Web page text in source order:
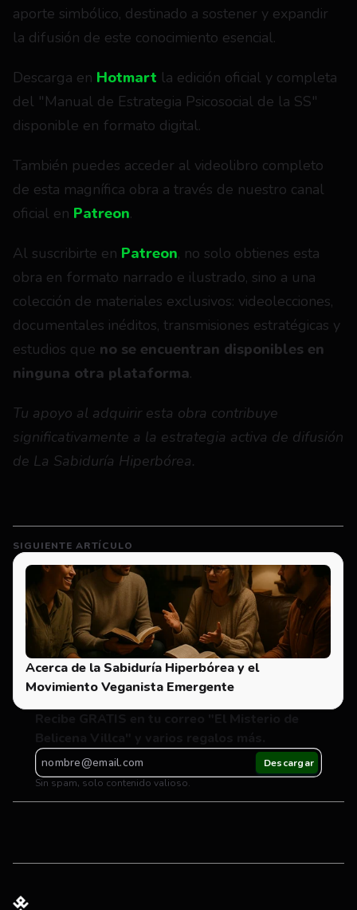
aporte simbólico, destinado a sostener y expandir
la difusión de este conocimiento esencial.
Descarga en Hotmart la edición oficial y completa
del "Manual de Estrategia Psicosocial de la SS"
disponible en formato digital.
También puedes acceder al videolibro completo
de esta magnífica obra a través de nuestro canal
oficial en Patreon.
Al suscribirte en Patreon, no solo obtienes esta
obra en formato narrado e ilustrado, sino a una
colección de materiales exclusivos: videolecciones,
documentales inéditos, transmisiones estratégicas y
estudios que no se encuentran disponibles en
ninguna otra plataforma.
Tu apoyo al adquirir esta obra contribuye
significativamente a la estrategia activa de difusión
de La Sabiduría Hiperbórea.
SIGUIENTE ARTÍCULO
Acerca de la Sabiduría Hiperbórea y el
Movimiento Veganista Emergente
Sin spam, solo contenido valioso.